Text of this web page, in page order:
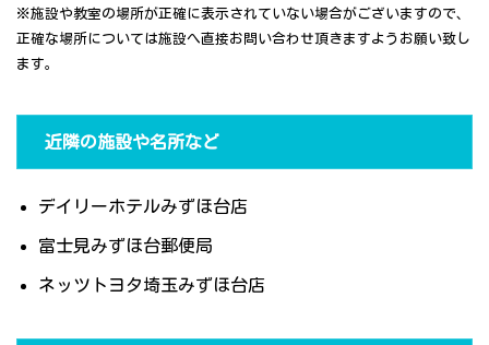
※施設や教室の場所が正確に表示されていない場合がございますので、
正確な場所については施設へ直接お問い合わせ頂きますようお願い致し
ます。
近隣の施設や名所など
デイリーホテルみずほ台店
富士見みずほ台郵便局
ネッツトヨタ埼玉みずほ台店